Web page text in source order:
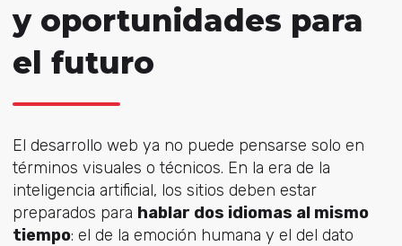
y oportunidades para
el futuro
El desarrollo web ya no puede pensarse solo en
términos visuales o técnicos. En la era de la
inteligencia artificial, los sitios deben estar
preparados para hablar dos idiomas al mismo
tiempo: el de la emoción humana y el del dato